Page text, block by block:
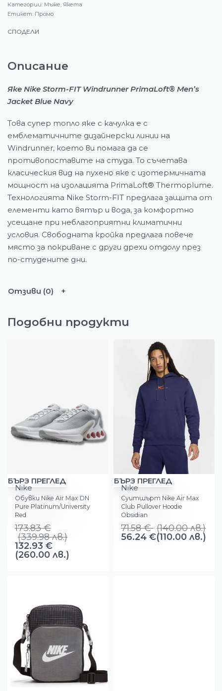
Категории: Мъже Якета
Етикет: Промо
СПОДЕЛИ
Описание
Яке Nike Storm-FIT Windrunner PrimaLoft® Men’s
Jacket Blue Navy
Това супер топло яке с качулка е с
емблематичните дизайнерски линии на
Windrunner, което ви помага да се
противопоставите на студа. То съчетава
класическия вид на пухено яке с изотермичната
мощност на изолацията PrimaLoft® Thermoplume.
Технологията Nike Storm-FIT предлага защита от
елементи като вятър и вода, за комфортно
усещане при неблагоприятни климатични
условия. Свободната кройка предлага повече
място за покриване с други дрехи отдолу през
по-студените дни.
Отзиви (0)
Подобни продукти
-24%
БЪРЗ ПРЕГЛЕД
Nike
Обувки Nike Air Max DN
Pure Platinum/University
Red
173.83€
(339.98лв.)
132.93 €
(260.00 лв.)
-21%
БЪРЗ ПРЕГЛЕД
Nike
Суитшърт Nike Air Max
Club Pullover Hoodie
Obsidian
71.58€ (140.00лв.)
56.24 €(110.00 лв.)